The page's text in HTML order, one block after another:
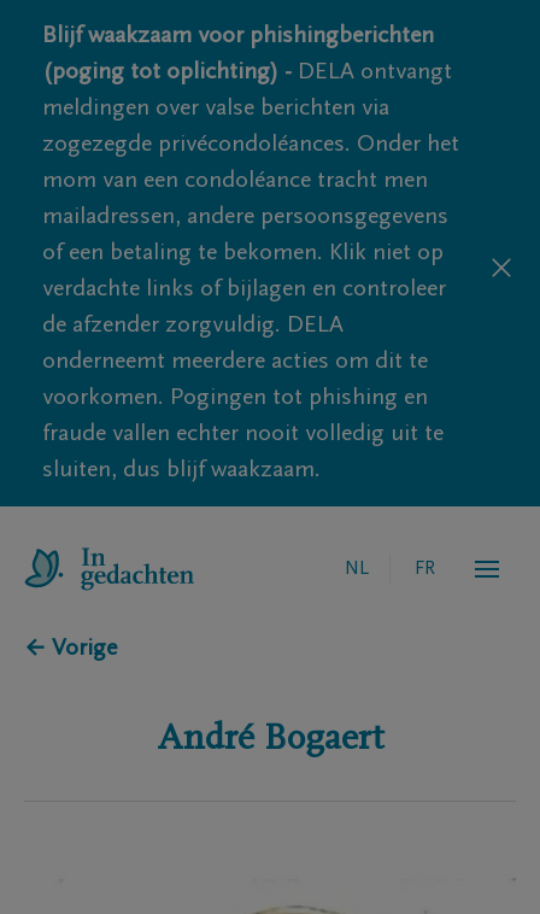
Blijf waakzaam voor phishingberichten
(poging tot oplichting) - DELA ontvangt
meldingen over valse berichten via
zogezegde privécondoléances. Onder het
mom van een condoléance tracht men
mailadressen, andere persoonsgegevens
of een betaling te bekomen. Klik niet op
verdachte links of bijlagen en controleer
de afzender zorgvuldig. DELA
onderneemt meerdere acties om dit te
voorkomen. Pogingen tot phishing en
fraude vallen echter nooit volledig uit te
sluiten, dus blijf waakzaam.
NL FR
← Vorige
André Bogaert